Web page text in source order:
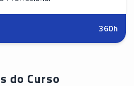
360h
do Curso